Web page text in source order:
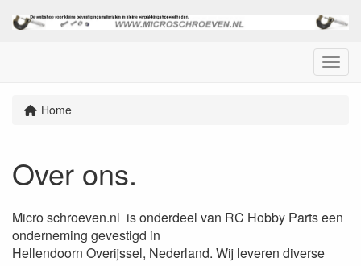
Menu
Home
Over ons.
Micro schroeven.nl is onderdeel van RC Hobby Parts een
onderneming gevestigd in
Hellendoorn Overijssel, Nederland. Wij leveren diverse